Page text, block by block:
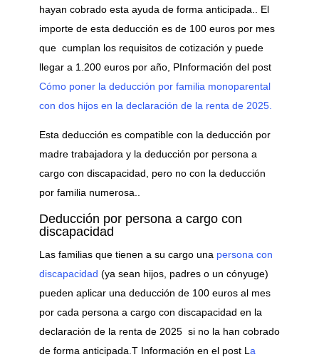
hayan cobrado esta ayuda de forma anticipada.. El
importe de esta deducción es de 100 euros por mes
que cumplan los requisitos de cotización y puede
llegar a 1.200 euros por año, PInformación del post
Cómo poner la deducción por familia monoparental
con dos hijos en la declaración de la renta de 2025.
Esta deducción es compatible con la deducción por
madre trabajadora y la deducción por persona a
cargo con discapacidad, pero no con la deducción
por familia numerosa..
Deducción por persona a cargo con
discapacidad
Las familias que tienen a su cargo una persona con
discapacidad (ya sean hijos, padres o un cónyuge)
pueden aplicar una deducción de 100 euros al mes
por cada persona a cargo con discapacidad en la
declaración de la renta de 2025 si no la han cobrado
de forma anticipada.T Información en el post L a